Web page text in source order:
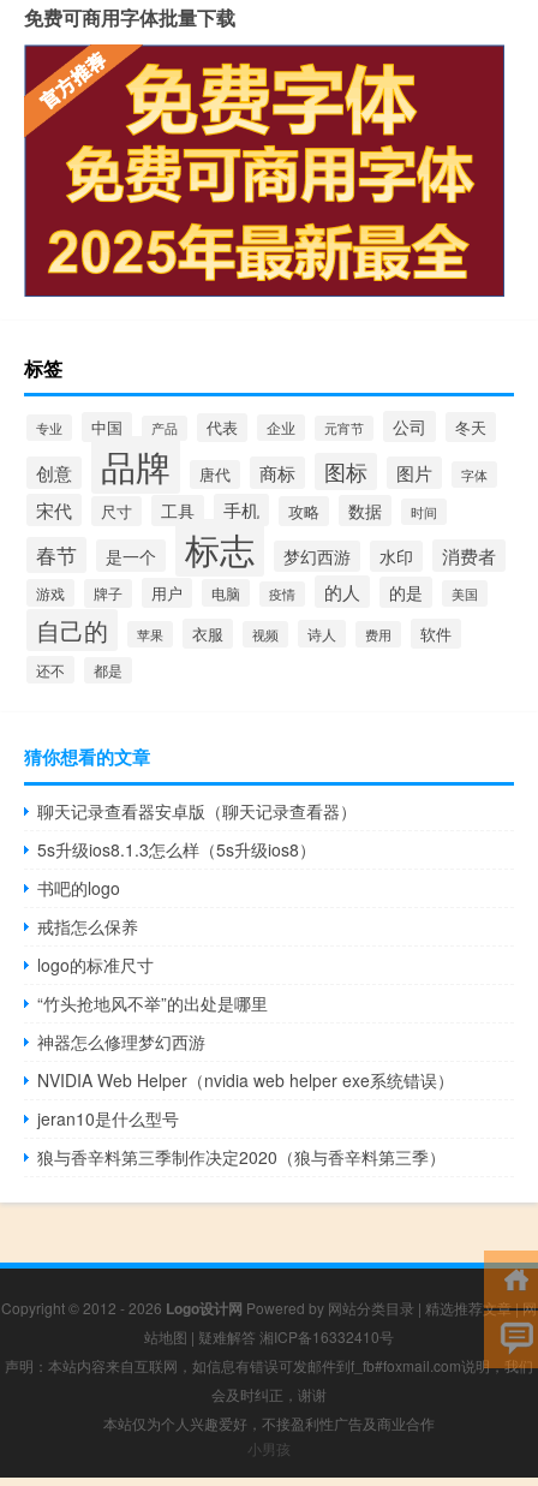
免费可商用字体批量下载
标签
专业 中国 产品 代表 企业 元宵节 公司 冬天
创意 品牌 唐代 商标 图标 图片 字体
宋代 尺寸 工具 手机 攻略 数据 时间
春节 是一个 标志 梦幻西游 水印 消费者
游戏 牌子 用户 电脑 疫情 的人 的是 美国
自己的 苹果 衣服 视频 诗人 费用 软件
还不 都是
猜你想看的文章
聊天记录查看器安卓版（聊天记录查看器）
5s升级ios8.1.3怎么样（5s升级ios8）
书吧的logo
戒指怎么保养
logo的标准尺寸
“竹头抢地风不举”的出处是哪里
神器怎么修理梦幻西游
NVIDIA Web Helper（nvidia web helper exe系统错误）
jeran10是什么型号
狼与香辛料第三季制作决定2020（狼与香辛料第三季）
Copyright © 2012 - 2026 Logo设计网 Powered by 网站分类目录 | 精选推荐文章|网
站地图 | 疑难解答 湘ICP备16332410号
声明：本站内容来自互联网，如信息有错误可发邮件到f_fb#foxmail.com说明，我们
会及时纠正，谢谢
本站仅为个人兴趣爱好，不接盈利性广告及商业合作
小男孩